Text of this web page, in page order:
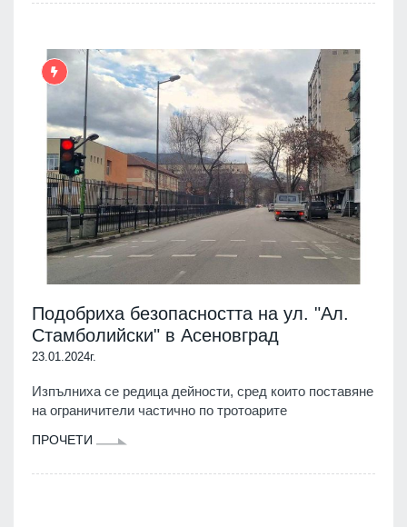
Подобриха безопасността на ул. "Ал.
Стамболийски" в Асеновград
23.01.2024г.
Изпълниха се редица дейности, сред които поставяне
на ограничители частично по тротоарите
ПРОЧЕТИ